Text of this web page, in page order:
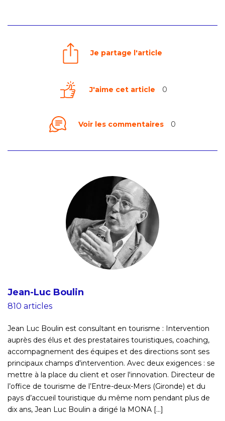
Je partage l'article
J'aime cet article 0
Voir les commentaires 0
Jean-Luc Boulin
810 articles
Jean Luc Boulin est consultant en tourisme : Intervention
auprès des élus et des prestataires touristiques, coaching,
accompagnement des équipes et des directions sont ses
principaux champs d'intervention. Avec deux exigences : se
mettre à la place du client et oser l'innovation. Directeur de
l’office de tourisme de l’Entre-deux-Mers (Gironde) et du
pays d’accueil touristique du même nom pendant plus de
dix ans, Jean Luc Boulin a dirigé la MONA [...]